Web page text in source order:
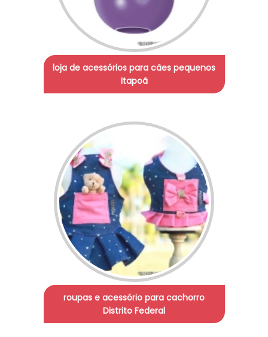
loja de acessórios para cães pequenos
Itapoã
roupas e acessório para cachorro
Distrito Federal